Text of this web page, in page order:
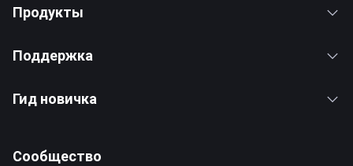
Продукты
Поддержка
Гид новичка
Сообщество